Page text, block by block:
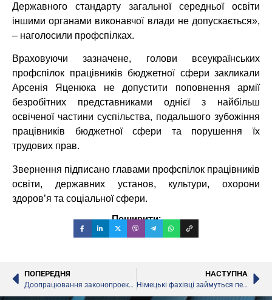
Державного стандарту загальної середньої освіти
іншими органами виконавчої влади не допускається»,
– наголосили профспілках.
Враховуючи зазначене, голови всеукраїнських
профспілок працівників бюджетної сфери закликали
Арсенія Яценюка не допустити поповнення армії
безробітних представниками однієї з найбільш
освіченої частини суспільства, подальшого зубожіння
працівників бюджетної сфери та порушення їх
трудових прав.
Звернення підписано главами профспілок працівників
освіти, державних установ, культури, охорони
здоров’я та соціальної сфери.
Поширити:
ПОПЕРЕДНЯ
Доопрацювання законопроекту про наукову та науково-технічну діяльність
НАСТУПНА
Німецькі фахівці займуться перепідготовкою робітничих кадрів на Львівщині